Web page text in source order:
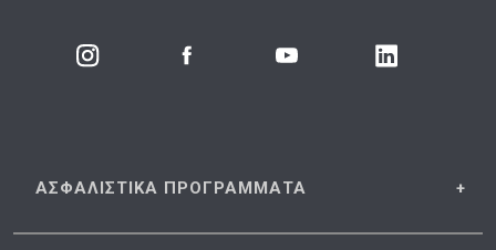
ΑΣΦΑΛΙΣΤΙΚΑ ΠΡΟΓΡΑΜΜΑΤΑ